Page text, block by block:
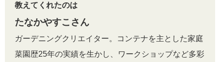
教えてくれたのは
たなかやすこさん
ガーデニングクリエイター。コンテナを主とした家庭
菜園歴25年の実績を生かし、ワークショップなど多彩